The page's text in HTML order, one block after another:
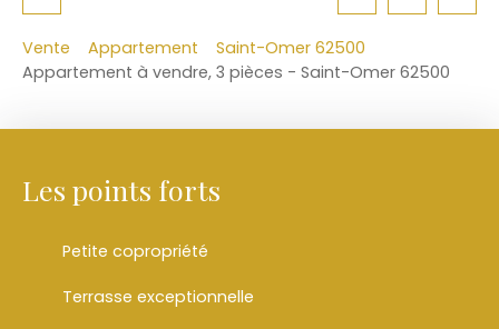
Vente Appartement
Saint-Omer 62500
Appartement à vendre, 3 pièces - Saint-Omer 62500
Les points forts
Petite copropriété
Terrasse exceptionnelle